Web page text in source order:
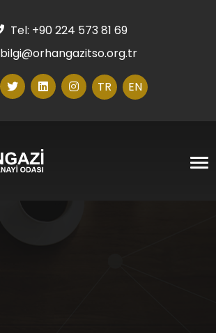
Tel: +90 224 573 81 69
bilgi@orhangazitso.org.tr
TR EN